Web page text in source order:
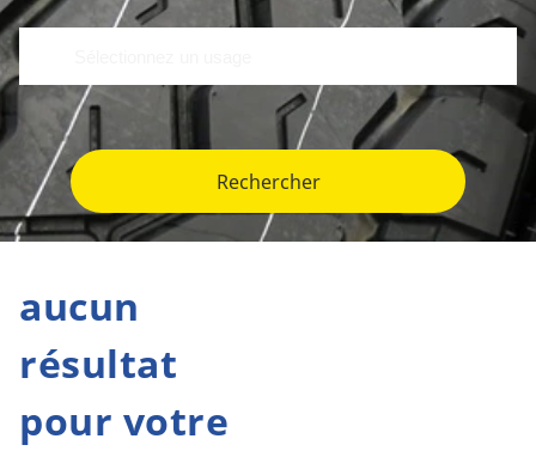
Rechercher
aucun
résultat
pour votre